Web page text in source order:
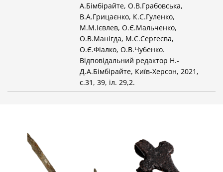
А.Бімбірайте, О.В.Грабовська,
В.А.Грицаєнко, К.С.Гуленко,
М.М.Ієвлев, О.Є.Мальченко,
О.В.Манігда, М.С.Сергеєва,
О.Є.Фіалко, О.В.Чубенко.
Відповідальний редактор Н.-
Д.А.Бімбірайте, Київ-Херсон, 2021,
с.31, 39, іл. 29,2.